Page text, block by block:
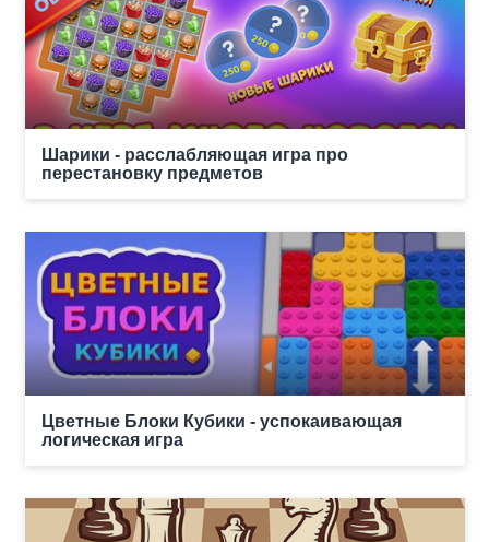
Шарики - расслабляющая игра про
перестановку предметов
Цветные Блоки Кубики - успокаивающая
логическая игра